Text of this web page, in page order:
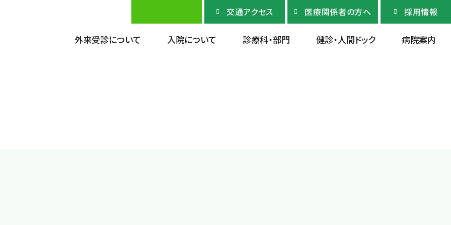
交通アクセス 医療関係者の方へ 採用情報
外来受診について 入院について 診療科・部門 健診・人間ドック 病院案内